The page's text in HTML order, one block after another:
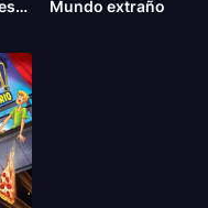
Pokémon: El desafío de Darkrai Mundo extraño